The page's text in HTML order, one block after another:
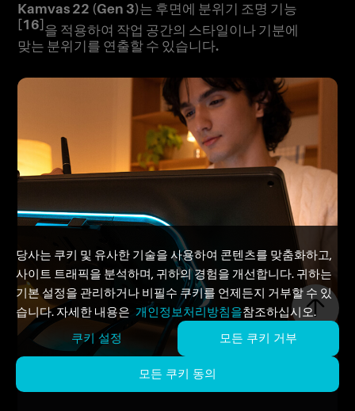
Kamvas 22 (Gen 3)는 후면에 분위기 조명 기능
[16] 을 적용하여 작업 공간의 스타일이나 기분에
맞는 분위기를 연출할 수 있습니다.
당사는 쿠키 및 유사한 기술을 사용하여 콘텐츠를 맞춤화하고,
사이트 트래픽을 분석하며, 귀하의 경험을 개선합니다. 귀하는
기본 설정을 관리하거나 비필수 쿠키를 언제든지 거부할 수 있
습니다. 자세한 내용은 개인정보처리방침을참조하십시오.
쿠키 설정 모든 쿠키 거부
모든 쿠키 동의